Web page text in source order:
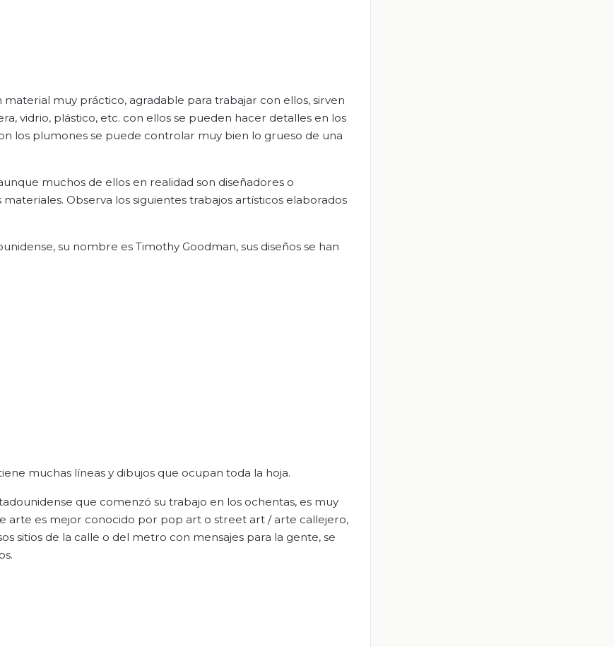
muy práctico, agradable para trabajar con ellos, sirven
vidrio, plástico, etc. con ellos se pueden hacer detalles en los
los plumones se puede controlar muy bien lo grueso de una
muchos de ellos en realidad son diseñadores o
Observa los siguientes trabajos artísticos elaborados
su nombre es Timothy Goodman, sus diseños se han
muchas líneas y dibujos que ocupan toda la hoja.
que comenzó su trabajo en los ochentas, es muy
arte es mejor conocido por pop art o street art / arte callejero,
sitios de la calle o del metro con mensajes para la gente, se